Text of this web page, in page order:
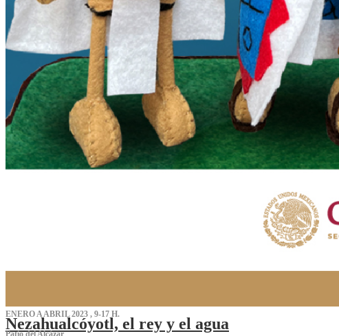
ENERO A ABRIL 2023 , 9-17 H.
Nezahualcóyotl, el rey y el agua